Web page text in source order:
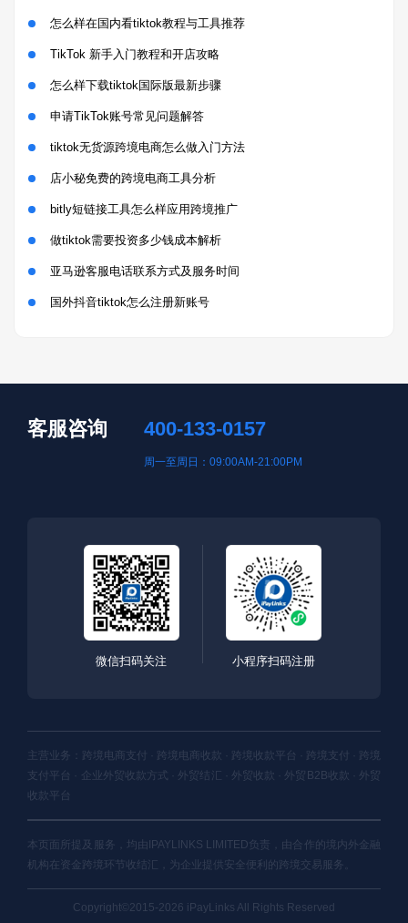
怎么样在国内看tiktok教程与工具推荐
TikTok 新手入门教程和开店攻略
怎么样下载tiktok国际版最新步骤
申请TikTok账号常见问题解答
tiktok无货源跨境电商怎么做入门方法
店小秘免费的跨境电商工具分析
bitly短链接工具怎么样应用跨境推广
做tiktok需要投资多少钱成本解析
亚马逊客服电话联系方式及服务时间
国外抖音tiktok怎么注册新账号
客服咨询 400-133-0157
周一至周日：09:00AM-21:00PM
微信扫码关注 小程序扫码注册
主营业务：跨境电商支付 · 跨境电商收款 · 跨境收款平台 · 跨境支付 · 跨境
支付平台 · 企业外贸收款方式 · 外贸结汇 · 外贸收款 · 外贸B2B收款 · 外贸
收款平台
本页面所提及服务，均由IPAYLINKS LIMITED负责，由合作的境内外金融
机构在资金跨境环节收结汇，为企业提供安全便利的跨境交易服务。
Copyright©2015-2026 iPayLinks All Rights Reserved